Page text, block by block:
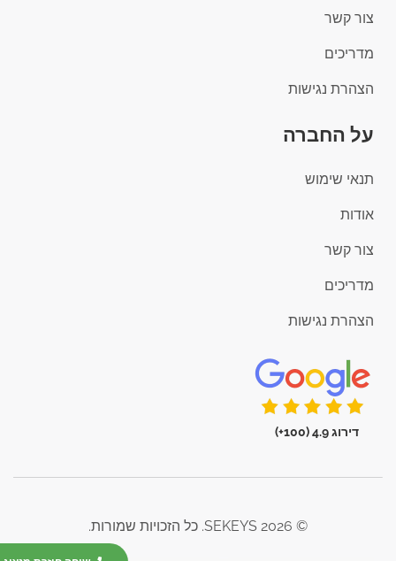
צור קשר
מדריכים
הצהרת נגישות
על החברה
תנאי שימוש
אודות
צור קשר
מדריכים
הצהרת נגישות
דירוג 4.9 (100+)
© 2026 SEKEYS. כל הזכויות שמורות.